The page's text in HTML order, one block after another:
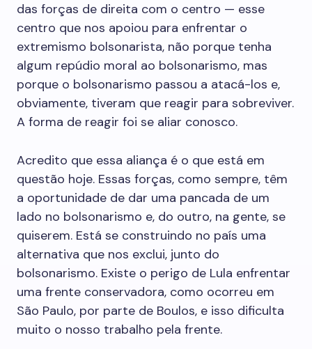
das forças de direita com o centro — esse
centro que nos apoiou para enfrentar o
extremismo bolsonarista, não porque tenha
algum repúdio moral ao bolsonarismo, mas
porque o bolsonarismo passou a atacá-los e,
obviamente, tiveram que reagir para sobreviver.
A forma de reagir foi se aliar conosco.
Acredito que essa aliança é o que está em
questão hoje. Essas forças, como sempre, têm
a oportunidade de dar uma pancada de um
lado no bolsonarismo e, do outro, na gente, se
quiserem. Está se construindo no país uma
alternativa que nos exclui, junto do
bolsonarismo. Existe o perigo de Lula enfrentar
uma frente conservadora, como ocorreu em
São Paulo, por parte de Boulos, e isso dificulta
muito o nosso trabalho pela frente.